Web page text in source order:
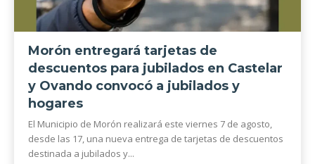
Morón entregará tarjetas de
descuentos para jubilados en Castelar
y Ovando convocó a jubilados y
hogares
El Municipio de Morón realizará este viernes 7 de agosto,
desde las 17, una nueva entrega de tarjetas de descuentos
destinada a jubilados y...